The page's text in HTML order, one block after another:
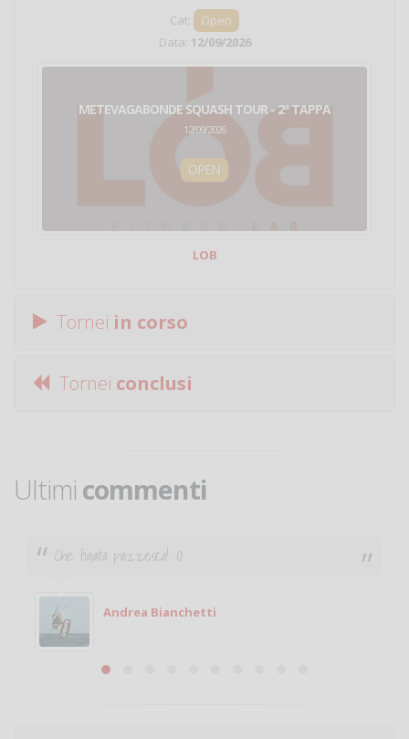
Cat:
Open
Data: 12/09/2026
METEVAGABONDE SQUASH TOUR - 2ª TAPPA
12/09/2026
OPEN
LOB
Tornei in corso
Tornei conclusi
Ultimi commenti
Che figata pazzesca! :O
Andrea Bianchetti